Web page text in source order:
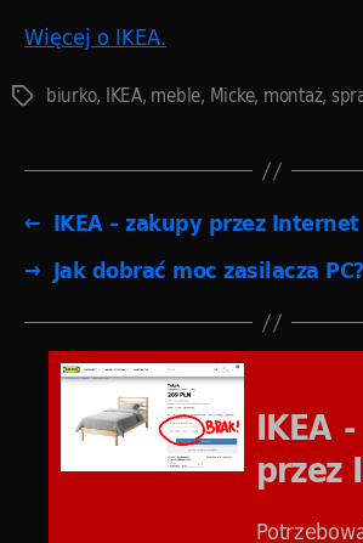
Więcej o IKEA.
Tagi biurko, IKEA, meble, Micke, montaż,
← IKEA – zakupy przez Internet
→ Jak dobrać moc zasilacza PC?
IKEA
przez